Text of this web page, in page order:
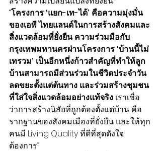
“โครงการ ‘แยก-เท-ได้’ คือความมุ่งมั่น
ของเอพี ไทยแลนด์ในการสร้างสังคมและ
สิ่งแวดล้อมที่ยั่งยืน ความร่วมมือกับ
กรุงเทพมหานครผ่านโครงการ ‘บ้านนี้ไม่
เทรวม’ เป็นอีกหนึ่งก้าวสำคัญที่ทำให้ลูก
บ้านสามารถมีส่วนร่วมในชีวิตประจำวัน
ลดขยะตั้งแต่ต้นทาง และร่วมสร้างชุมชน
ที่ใส่ใจสิ่งแวดล้อมอย่างแท้จริง เราเชื่อ
ว่าการสร้างนิสัยที่ถูกต้องตั้งแต่บ้าน คือ
รากฐานของสังคมเมืองที่ยั่งยืน และให้ทุก
คนมี Living Quality ที่ดีที่สุดดังใจ
ต้องการ”